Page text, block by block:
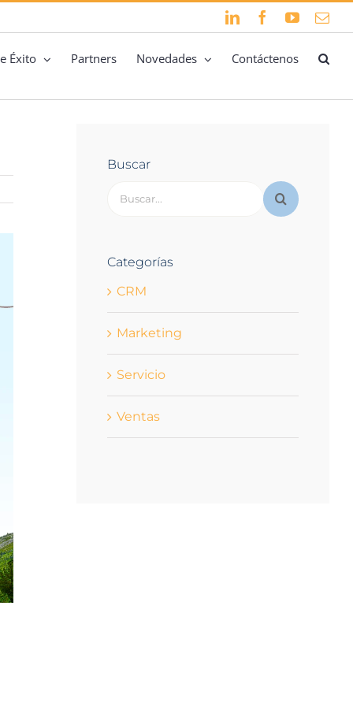
LinkedInFacebook
YouTube
Éxito Partners Novedades Contáctenos
Buscar
Buscar:
Categorías
CRM
Marketing
Servicio
Ventas